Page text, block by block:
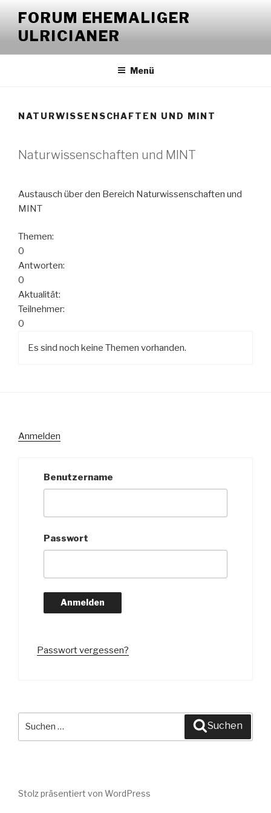
Inhalt
springen
FORUM EHEMALIGER
ULRICIANER
Menü
NATURWISSENSCHAFTEN UND MINT
Naturwissenschaften und MINT
Austausch über den Bereich Naturwissenschaften und
MINT
Themen:
0
Antworten:
0
Aktualität:
Teilnehmer:
0
Es sind noch keine Themen vorhanden.
Anmelden
Benutzername
Passwort
Passwort vergessen?
Suchen
Stolz präsentiert von WordPress